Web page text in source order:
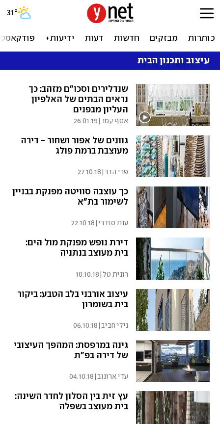
31°
כותרות מבזקים חדשות דעות ידיעות+
עיצוב ותכנון הבית
שנדלירים וסכו"ם מזהב: כך
נראים הבתים של האלפיון
העליון מבפנים
אסף קמר|
26.01.19
גוונים של אפור ושחור - דירה
מעוצבת ברמת פולג
פרי הדר|
27.10.18
כך עוצבה סוויטה מפנקת בבניין
לשימור בת"א
ענת סודרי|
22.10.18
דירת נופש מפנקת מול הים:
בית מעוצב בנתניה
רונית טל|
10.10.18
עיצוב אורבני בלב הטבע: ביקור
בית בשומרון
נילי חביב|
06.10.18
גינה במרפסת: המהפך העיצובי
של דירה בפ"ת
עדי ארונוב|
04.10.18
עץ זית בין הסלון לחדר השינה:
בית מעוצב בשפלה